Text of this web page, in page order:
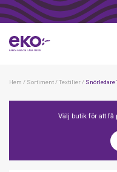
Hem / Sortiment/Textilier/ Snörledare
Välj butik för att få